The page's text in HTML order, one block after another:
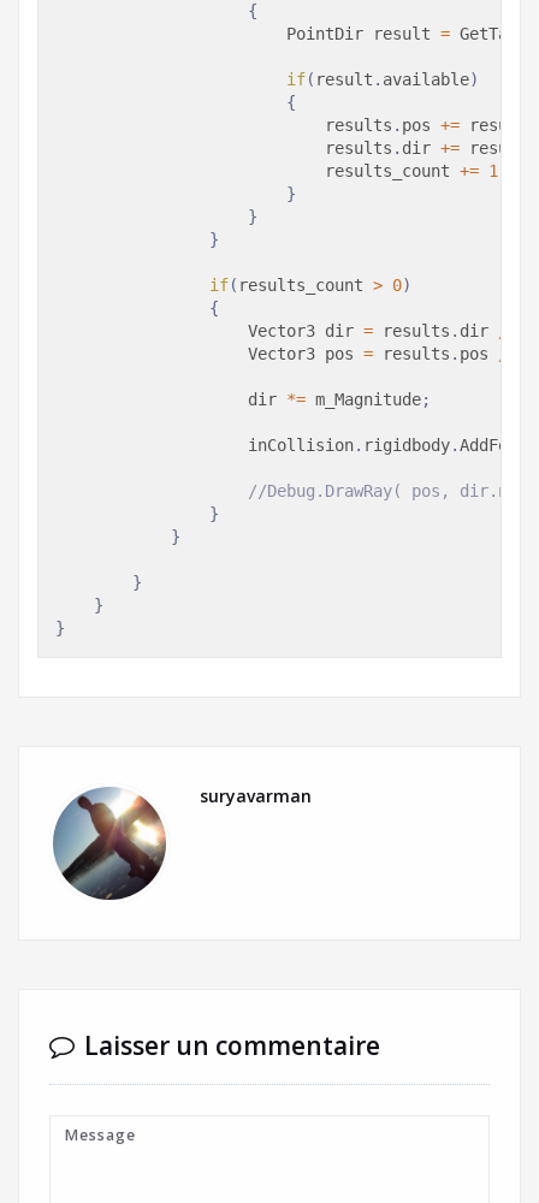
{
PointDir result =
if( result . available)
{
                            results
. pos += result
                            results
. dir += result
                            results_count
+= 1
}
}
}
if( results_count > 0)
{
Vector3 dir = results . dir
Vector3 pos = results . pos
                    dir
*= m_Magnitude;
                    inCollision
. rigidbody.
//Debug.DrawRay(
}
}
}
}
}
suryavarman
Laisser un commentaire